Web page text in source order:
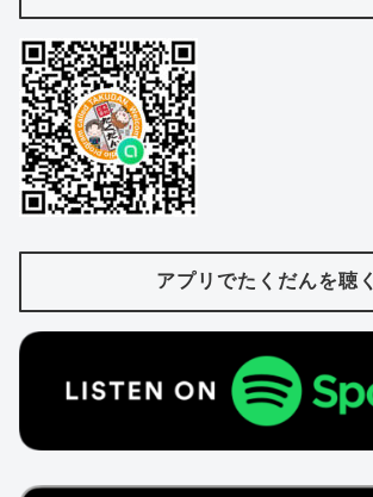
アプリでたくだんを聴く